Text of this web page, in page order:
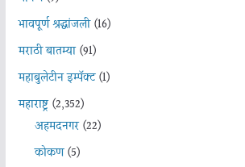
भावपूर्ण श्रद्धांजली(16)
मराठी बातम्या(91)
महाबुलेटीन इम्पॅक्ट(1)
महाराष्ट्र(2,352)
अहमदनगर(22)
कोकण(5)